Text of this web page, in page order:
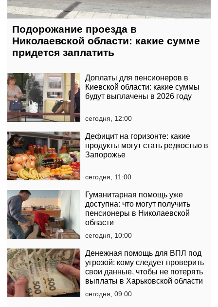
Подорожание проезда в
Николаевской области: какие сумме
придется заплатить
Доплаты для пенсионеров в
Киевской области: какие суммы
будут выплачены в 2026 году
сегодня, 12:00
Дефицит на горизонте: какие
продукты могут стать редкостью в
Запорожье
сегодня, 11:00
Гуманитарная помощь уже
доступна: что могут получить
пенсионеры в Николаевской
области
сегодня, 10:00
Денежная помощь для ВПЛ под
угрозой: кому следует проверить
свои данные, чтобы не потерять
выплаты в Харьковской области
сегодня, 09:00